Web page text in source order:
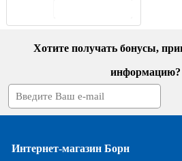
Хотите получать бонусы,
информацию?
Интернет-магазин Борн